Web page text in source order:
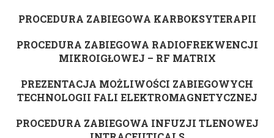
PROCEDURA ZABIEGOWA KARBOKSYTERAPII
PROCEDURA ZABIEGOWA RADIOFREKWENCJI
MIKROIGŁOWEJ – RF MATRIX
PREZENTACJA MOŻLIWOŚCI ZABIEGOWYCH
TECHNOLOGII FALI ELEKTROMAGNETYCZNEJ
PROCEDURA ZABIEGOWA INFUZJI TLENOWEJ